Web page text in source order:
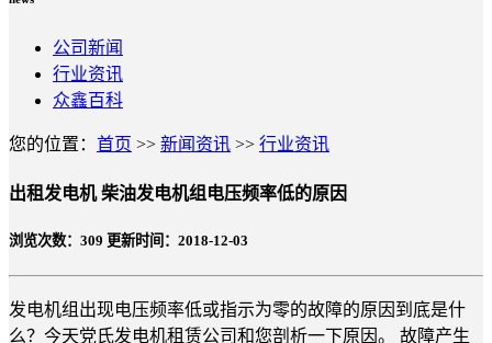
公司新闻
行业资讯
众鑫百科
您的位置： 首页 >> 新闻资讯 >> 行业资讯
出租发电机 柴油发电机组电压频率低的原因
浏览次数： 309 更新时间：2018-12-03
发电机组出现电压频率低或指示为零的故障的原因到底是什
么？今天党氏发电机租赁公司和您剖析一下原因。 故障产生